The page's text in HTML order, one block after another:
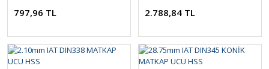
797,96 TL 2.788,84 TL